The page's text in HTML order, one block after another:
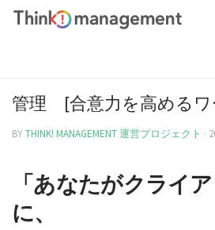
管理 [合意力を高めるワ
BYTHINK! MANAGEMENT 運営プロジェクト ·
「あなたがクライ
に、